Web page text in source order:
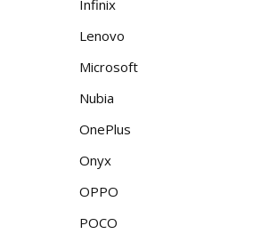
Infinix
Lenovo
Microsoft
Nubia
OnePlus
Onyx
OPPO
POCO